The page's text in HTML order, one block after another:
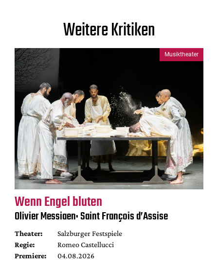
Weitere Kritiken
Musiktheater
Wenn Engel bluten
Olivier Messiaen: Saint François d’Assise
Theater:
Salzburger Festspiele
Regie:
Romeo Castellucci
Premiere:
04.08.2026